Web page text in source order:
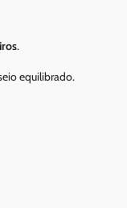
.
equilibrado.